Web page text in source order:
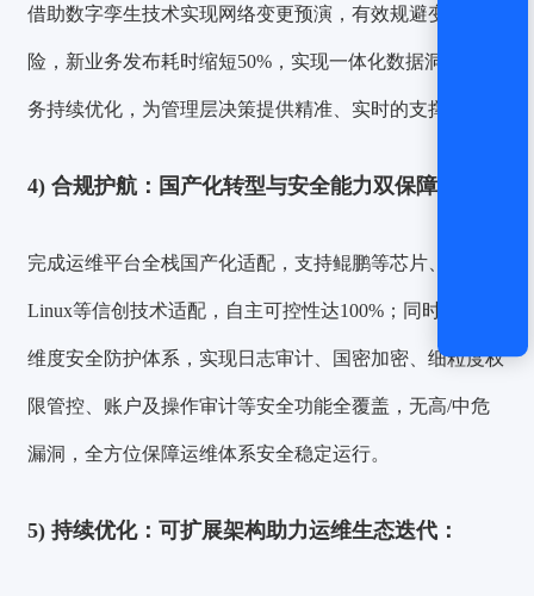
借助数字孪生技术实现网络变更预演，有效规避变更风
险，新业务发布耗时缩短50%，实现一体化数据洞察与业
务持续优化，为管理层决策提供精准、实时的支撑。
4)合规护航：国产化转型与安全能力双保障：
完成运维平台全栈国产化适配，支持鲲鹏等芯片、BC-
Linux等信创技术适配，自主可控性达100%；同时构建全
维度安全防护体系，实现日志审计、国密加密、细粒度权
限管控、账户及操作审计等安全功能全覆盖，无高/中危
漏洞，全方位保障运维体系安全稳定运行。
5)持续优化：可扩展架构助力运维生态迭代：